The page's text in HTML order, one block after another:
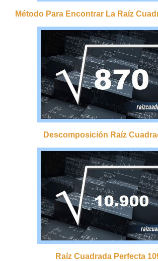
Método Para Encontrar La Raíz
Descomposición Raíz
Raíz Cuadrada Perfecta